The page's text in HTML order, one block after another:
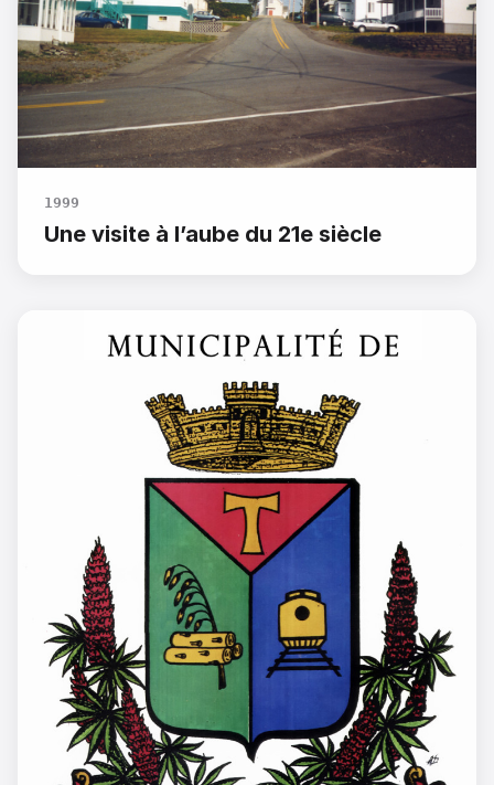
1999
Une visite à l’aube du 21e siècle